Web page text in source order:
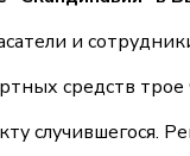
и
средств
случившегося.